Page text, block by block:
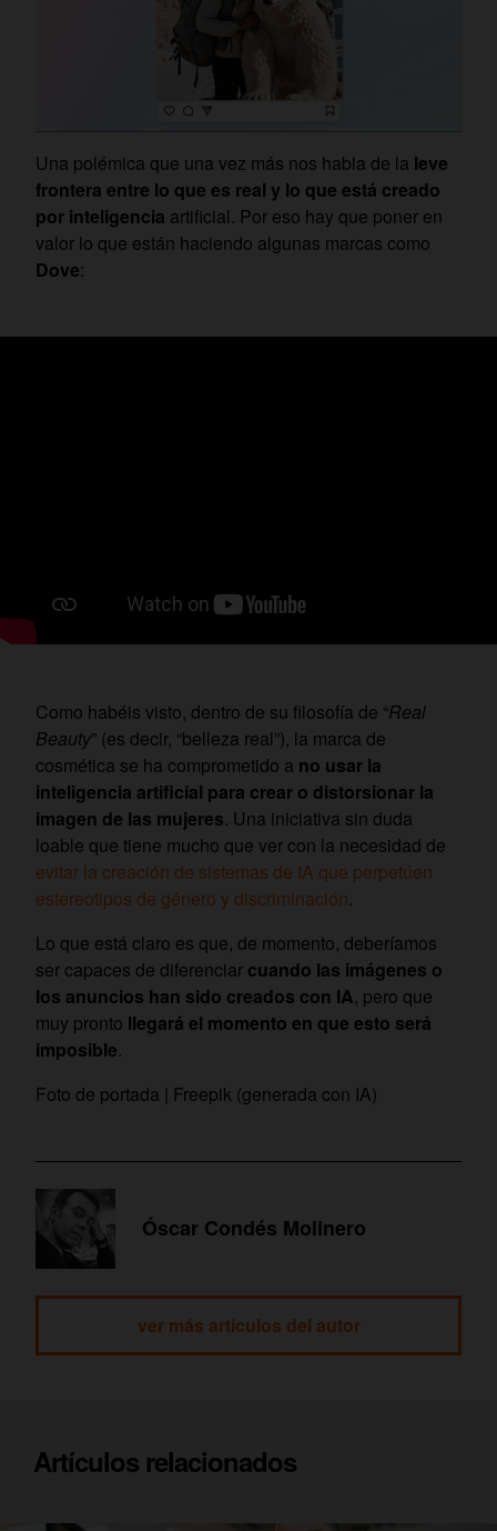
Una polémica que una vez más nos habla de la leve
frontera entre lo que es real y lo que está creado
por inteligencia artificial. Por eso hay que poner en
valor lo que están haciendo algunas marcas como
Dove:
Como habéis visto, dentro de su filosofía de “Real
Beauty” (es decir, “belleza real”), la marca de
cosmética se ha comprometido a no usar la
inteligencia artificial para crear o distorsionar la
imagen de las mujeres. Una iniciativa sin duda
loable que tiene mucho que ver con la necesidad de
evitar la creación de sistemas de IA que perpetúen
estereotipos de género y discriminación.
Lo que está claro es que, de momento, deberíamos
ser capaces de diferenciar cuando las imágenes o
los anuncios han sido creados con IA, pero que
muy pronto llegará el momento en que esto será
imposible.
Foto de portada | Freepik (generada con IA)
Óscar Condés Molinero
ver más artículos del autor
Artículos relacionados